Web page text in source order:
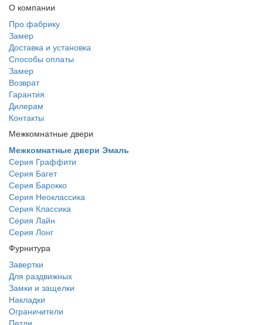
О компании
Про фабрику
Замер
Доставка и установка
Способы оплаты
Замер
Возврат
Гарантия
Дилерам
Контакты
Межкомнатные двери
Межкомнатные двери Эмаль
Серия Граффити
Серия Багет
Серия Барокко
Серия Неоклассика
Серия Классика
Серия Лайн
Серия Лонг
Фурнитура
Завертки
Для раздвижных
Замки и защелки
Накладки
Ограничители
Петли